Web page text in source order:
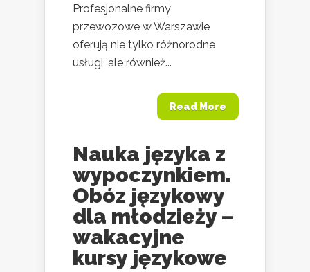
Profesjonalne firmy
przewozowe w Warszawie
oferują nie tylko różnorodne
usługi, ale również...
Read More
Nauka języka z
wypoczynkiem.
Obóz językowy
dla młodzieży –
wakacyjne
kursy językowe